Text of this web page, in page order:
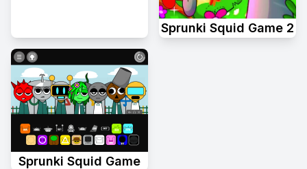
Sprunki Squid Game 2
Sprunki Squid Game